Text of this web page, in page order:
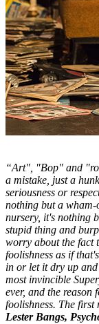
“Art", "Bop" and
a mistake, just a
seriousness or
nothing but a wham-
nursery, it's nothing
stupid thing and
worry about the fact
foolishness as if
in or let it dry up and
most invincible
ever, and the reason
foolishness. The first
Lester Bangs,